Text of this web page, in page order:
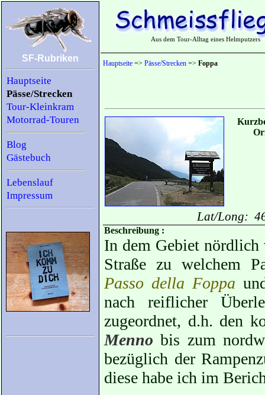
SF-Rubriken
Hauptseite
Pässe/Strecken
Tour-Kleinkram
Motorrad-Touren
Blog
Gästebuch
Lebenslauf
Impressum
Aus dem Tour-Alltag eines Helmputzers
Hauptseite => Pässe/Strecken => Foppa
Lat/Long:
Beschreibung :
In dem Gebiet
Straße zu welchem
Passo della Foppa
nach reiflicher
zugeordnet, d.h. den
Menno bis zum
bezüglich der
diese habe ich im